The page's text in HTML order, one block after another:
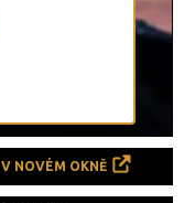
NOVÉM OKNĚ